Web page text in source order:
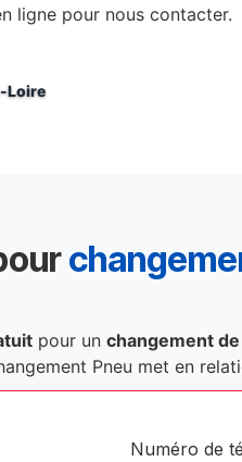
ligne pour nous contacter.
Loire
pour un changement
Pneu met en
Numéro de